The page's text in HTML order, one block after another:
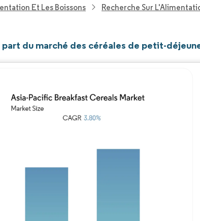
Et Les Boissons Recherche Sur
du marché des céréales de petit-